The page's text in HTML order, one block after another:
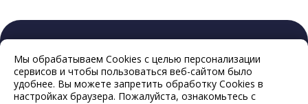
Мы обрабатываем Cookies с целью персонализации
сервисов и чтобы пользоваться веб-сайтом было
удобнее. Вы можете запретить обработку Cookies в
настройках браузера. Пожалуйста, ознакомьтесь с